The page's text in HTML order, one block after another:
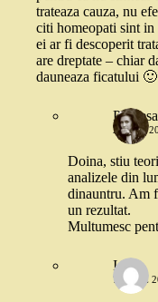
trateaza cauza, nu
citi homeopati sint in
ei ar fi descoperit
are dreptate – chiar
dauneaza ficatului 🙂
24 MAI
Doina, stiu
analizele din
dinauntru. Am
un rezultat.
Multumesc
Ioana
7 IUNIE